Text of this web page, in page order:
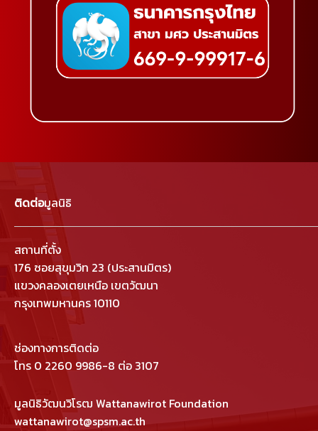
ติดต่อมูลนิธิ
สถานที่ตั้ง
176 ซอยสุขุมวิท 23 (ประสานมิตร)
แขวงคลองเตยเหนือ เขตวัฒนา
กรุงเทพมหานคร 10110
ช่องทางการติดต่อ
โทร 0 2260 9986-8 ต่อ 3107
มูลนิธิวัฒนวิโรฒ Wattanawirot Foundation
wattanawirot@spsm.ac.th